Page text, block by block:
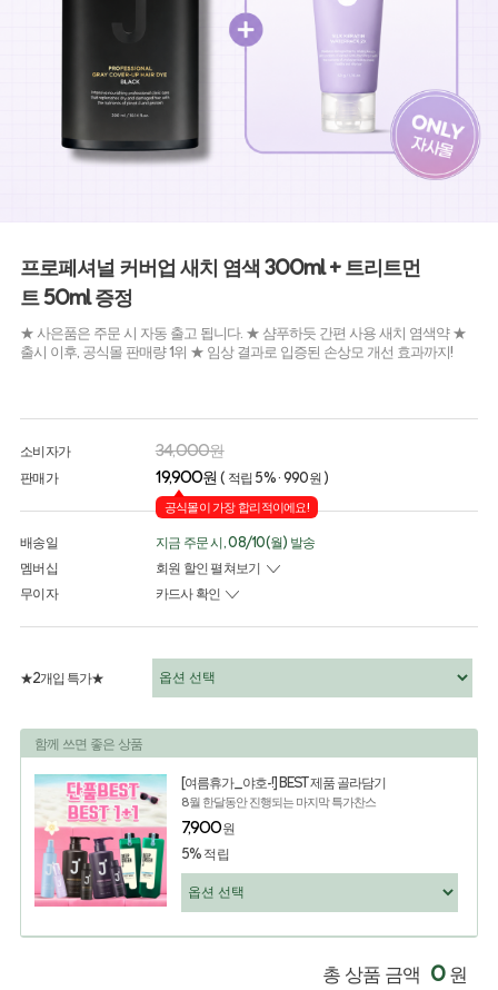
프로페셔널 커버업 새치 염색 300ml + 트리트먼
트 50ml 증정
★ 사은품은 주문 시 자동 출고 됩니다. ★ 샴푸하듯 간편 사용 새치 염색약 ★
출시 이후, 공식몰 판매량 1위 ★ 임상 결과로 입증된 손상모 개선 효과까지!
소비자가 34,000원
판매가 19,900원 ( 적립 5% · 990원 )
공식몰이 가장 합리적이에요!
배송일
지금 주문 시, 08/10(월) 발송
멤버십
회원 할인 펼쳐보기
무이자
카드사 확인
★2개입 특가★
함께 쓰면 좋은 상품
[여름휴가_야호-!] BEST 제품 골라담기
8월 한달동안 진행되는 마지막 특가찬스
7,900원
5% 적립
총 상품 금액 0 원